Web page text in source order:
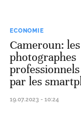
ECONOMIE
Cameroun: les
photographes
par les
19.07.2023 - 10:24